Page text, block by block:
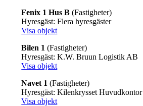
Fenix 1 Hus B (Fastigheter)
Hyresgäst: Flera hyresgäster
Visa objekt
Bilen 1 (Fastigheter)
Hyresgäst: K.W. Bruun Logistik AB
Visa objekt
Navet 1 (Fastigheter)
Hyresgäst: Kilenkrysset Huvudkontor
Visa objekt